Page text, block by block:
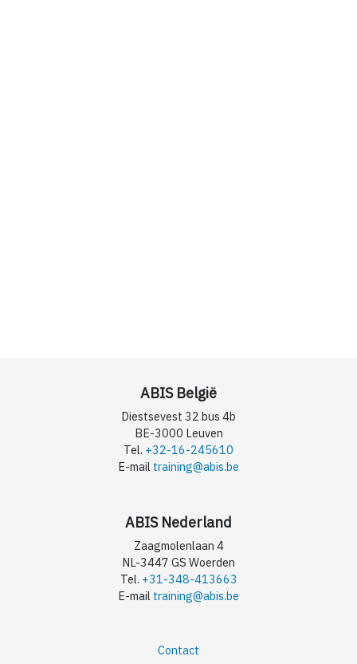
ABIS België
Diestsevest 32 bus 4b
BE-3000 Leuven
Tel. +32-16-245610
E-mail training@abis.be
ABIS Nederland
Zaagmolenlaan 4
NL-3447 GS Woerden
Tel. +31-348-413663
E-mail training@abis.be
Contact